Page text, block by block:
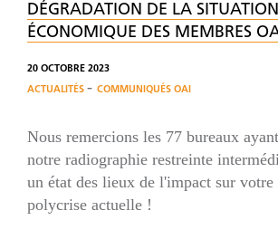
DÉGRADATION DE LA SITUATION
ÉCONOMIQUE DES MEMBRES
20 OCTOBRE 2023
ACTUALITÉS - COMMUNIQUÉS OAI
Nous remercions les 77 bureaux
notre radiographie restreinte
un état des lieux de l'impact sur votre
polycrise actuelle !